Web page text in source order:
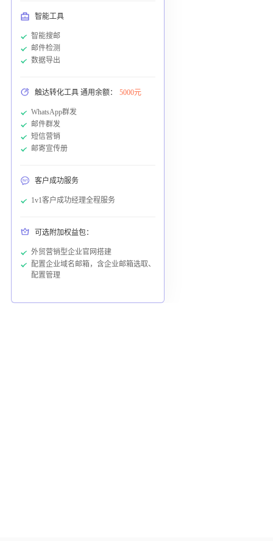
智能工具
智能搜邮
邮件检测
数据导出
触达转化工具 通用余额： 5000元
WhatsApp群发
邮件群发
短信营销
邮寄宣传册
客户成功服务
1v1客户成功经理全程服务
可选附加权益包：
外贸营销型企业官网搭建
配置企业域名邮箱，含企业邮箱选取、
配置管理